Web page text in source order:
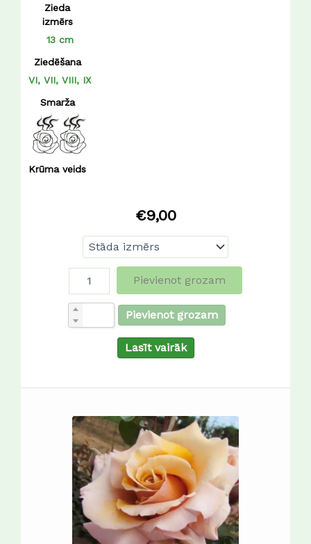
Zieda
izmērs
13 cm
Ziedēšana
VI, VII, VIII, IX
Smarža
Krūma veids
€9,00
Pievienot grozam
Pievienot grozam
Lasīt vairāk